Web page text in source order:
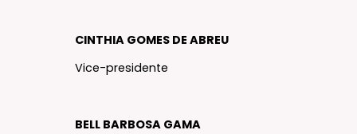
CINTHIA GOMES DE ABREU
Vice-presidente
BELL BARBOSA GAMA